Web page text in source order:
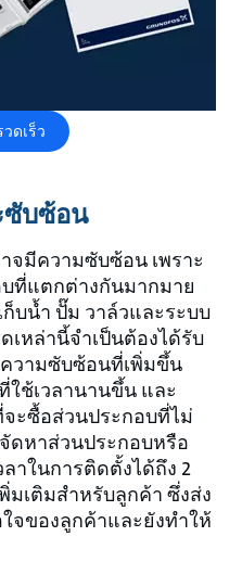
ดเร็ว
บซ้อน
จมีความซับซ้อน เพราะ
ที่แตกต่างกันมากมาย
บน้ำ ปั๊ม วาล์วและระบบ
หล่านี้จำเป็นต้องได้รับ
ความซับซ้อนที่เพิ่มขึ้น
ใช้เวลานานขึ้น และ
ะซื้อส่วนประกอบที่ไม่
ดหาส่วนประกอบหรือ
าในการติดตั้งได้ถึง 2
มเติมสำหรับลูกค้า ซึ่งส่ง
จของลูกค้าและยังทำให้